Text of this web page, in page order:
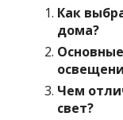
Как
дома?
Чем
свет?